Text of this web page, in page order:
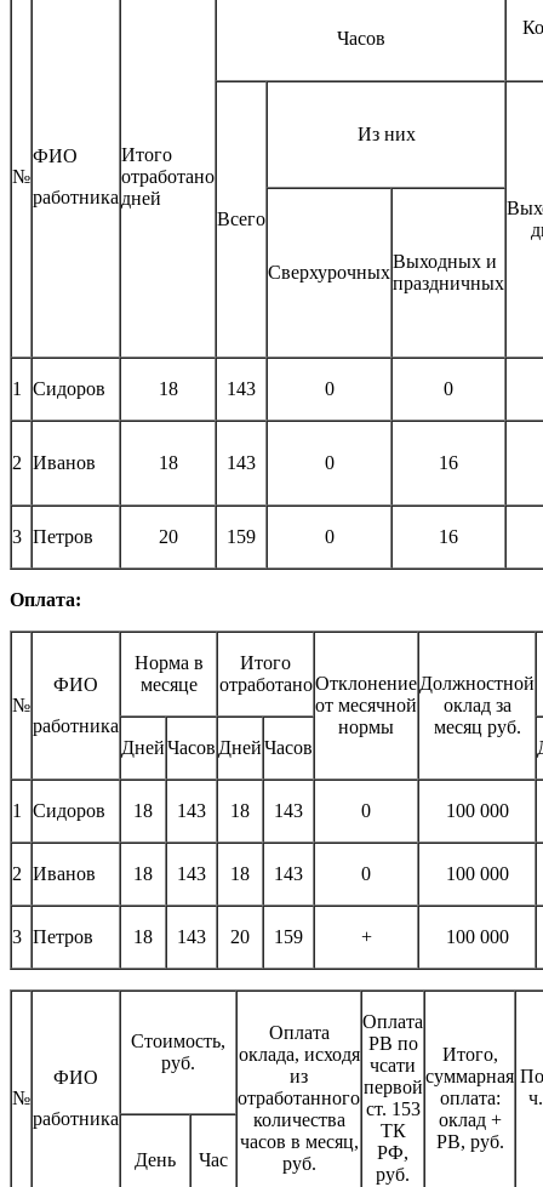
№
ФИО
работника
Итого
отработано
дней
Часов
Всего
Из них
Сверхурочных
Выходных и
праздничных
1 Сидоров 18 143 0 0
2 Иванов 18 143 0 16
3 Петров 20 159 0 16
Оплата:
№
ФИО
работника
Норма в
месяце
Итого
отработаноОтклонение
от месячной
нормы
Должностной
оклад за
месяц руб.
ДнейЧасов ДнейЧасов
1 Сидоров 18 143 18 143 0 100 000
2 Иванов 18 143 18 143 0 100 000
3 Петров 18 143 20 159 + 100 000
№
ФИО
работника
Стоимость,
руб.
Оплата
оклада, исходя
из
отработанного
количества
часов в месяц,
руб.
Оплата
РВ по
чсати
первой
ст. 153
ТК
РФ,
руб.
Итого,
суммарная
оплата:
оклад +
РВ, руб.
День Час